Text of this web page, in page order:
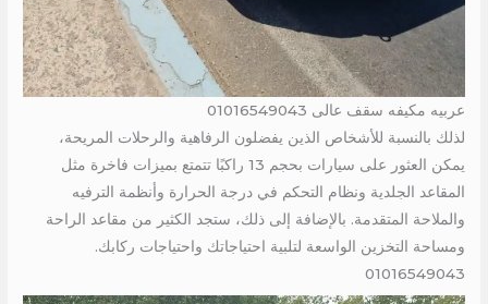
عربيه مكيفه سقف عالى 01016549043
لذلك بالنسبة للأشخاص الذين يفضلون الرفاهية والرحلات المريحة،
يمكن العثور على سيارات بحجم 13 راكبًا تتمتع بميزات فاخرة مثل
المقاعد الجلدية ونظام التحكم في درجة الحرارة وأنظمة الترفيه
والملاحة المتقدمة. بالإضافة إلى ذلك، ستجد الكثير من مقاعد الراحة
ومساحة التخزين الواسعة لتلبية احتياجاتك واحتياجات ركابك.
01016549043